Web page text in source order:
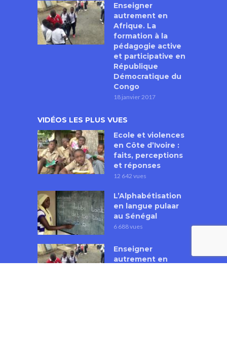
Enseigner
autrement en
Afrique. La
formation à la
pédagogie active
et participative en
République
Démocratique du
Congo
18 janvier 2017
VIDÉOS LES PLUS VUES
Ecole et violences
en Côte d’Ivoire :
faits, perceptions
et réponses
12 642 vues
L’Alphabétisation
en langue pulaar
au Sénégal
6 688 vues
Enseigner
autrement en